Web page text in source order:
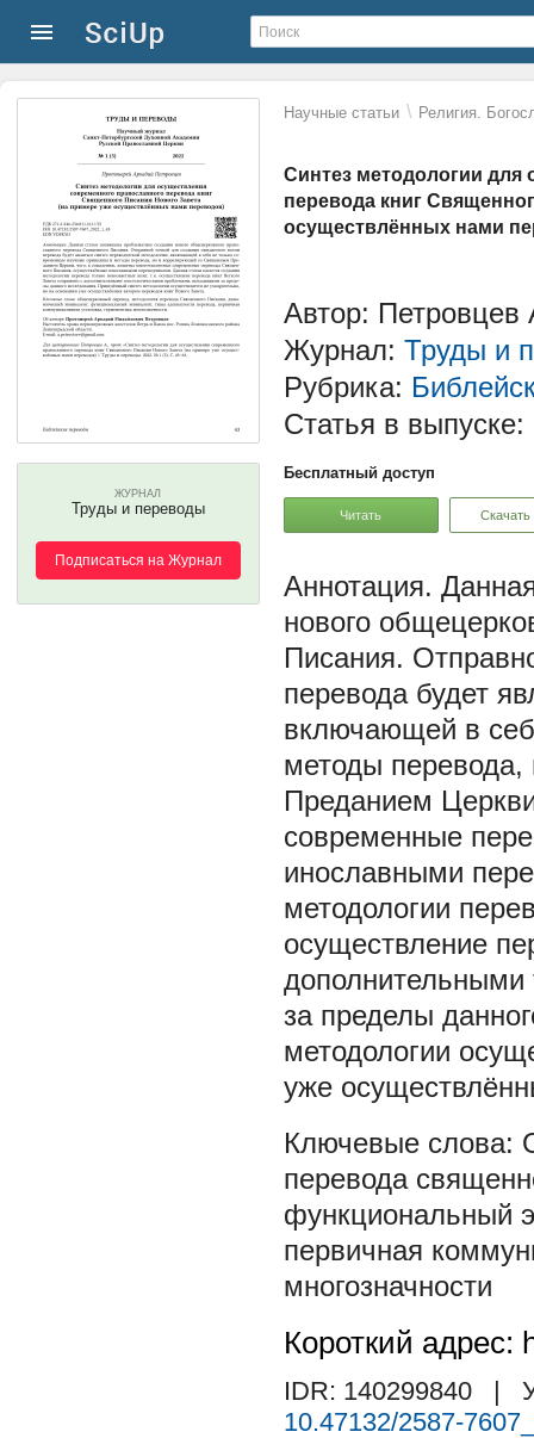
Научные статьи \ Религия.
Синтез методологии для
перевода книг
осуществлённых нами
ЖУРНАЛ
Труды и переводы
Подписаться на Журнал
Автор:
Журнал: Труды и
Рубрика:
Статья в выпуске:
Бесплатный доступ
Читать Скачать
нового
Писания.
перевода будет
включающей в
методы
Преданием
современные
инославными
методологии
осуществление
за пределы
методологии
уже
перевода
функциональный
первичная
многозначности
Короткий адрес:
IDR: 140299840
|
10.47132/2587-